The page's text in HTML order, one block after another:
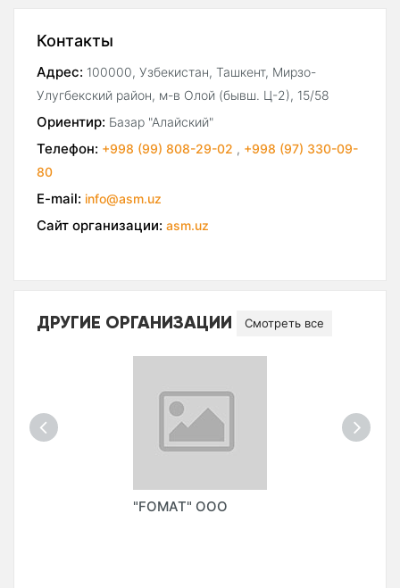
Контакты
Адрес: 100000, Узбекистан, Ташкент, Мирзо-
Улугбекский район, м-в Олой (бывш. Ц-2), 15/58
Ориентир: Базар "Алайский"
Телефон: +998 (99) 808-29-02 , +998 (97) 330-09-
80
E-mail: info@asm.uz
Сайт организации: asm.uz
ДРУГИЕ ОРГАНИЗАЦИИ Смотреть все
"FOMAT" ООО